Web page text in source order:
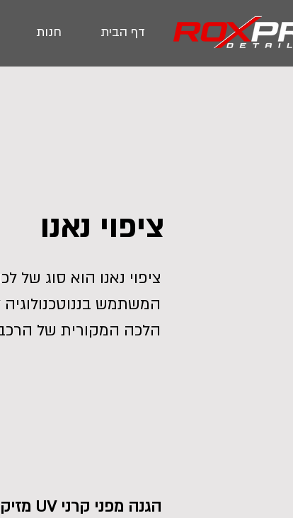
דף הבית חנות
ציפוי נאנו
ציפוי נאנו הוא סוג של
המשתמש
הלכה המקורית של
הגנה מפני קרני UV מזיקות מניעת דהיית צבע הידרופוביה דחיית לכלוך ואבק מקל ומקצר ניקוי הרכב